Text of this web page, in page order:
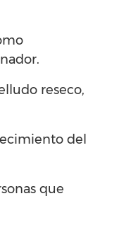
reseco,
del
que